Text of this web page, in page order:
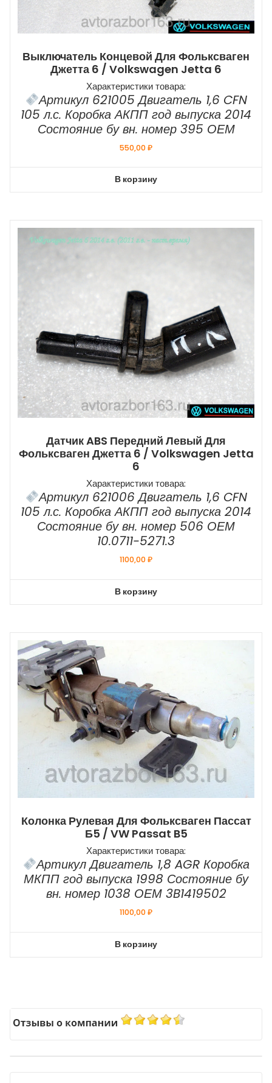
Выключатель Концевой Для Фольксваген
Джетта 6 / Volkswagen Jetta 6
Характеристики товара:
Артикул 621005 Двигатель 1,6 CFN
105 л.с. Коробка АКПП год выпуска 2014
Состояние бу вн. номер 395 ОЕМ
550,00₽
В корзину
Датчик ABS Передний Левый Для
Фольксваген Джетта 6 / Volkswagen Jetta
6
Характеристики товара:
Артикул 621006 Двигатель 1,6 CFN
105 л.с. Коробка АКПП год выпуска 2014
Состояние бу вн. номер 506 ОЕМ
10.0711-5271.3
1100,00₽
В корзину
Колонка Рулевая Для Фольксваген Пассат
Б5 / VW Passat B5
Характеристики товара:
Артикул Двигатель 1,8 AGR Коробка
МКПП год выпуска 1998 Состояние бу
вн. номер 1038 ОЕМ 3B1419502
1100,00₽
В корзину